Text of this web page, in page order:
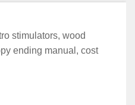
stimulators, wood
ending manual, cost